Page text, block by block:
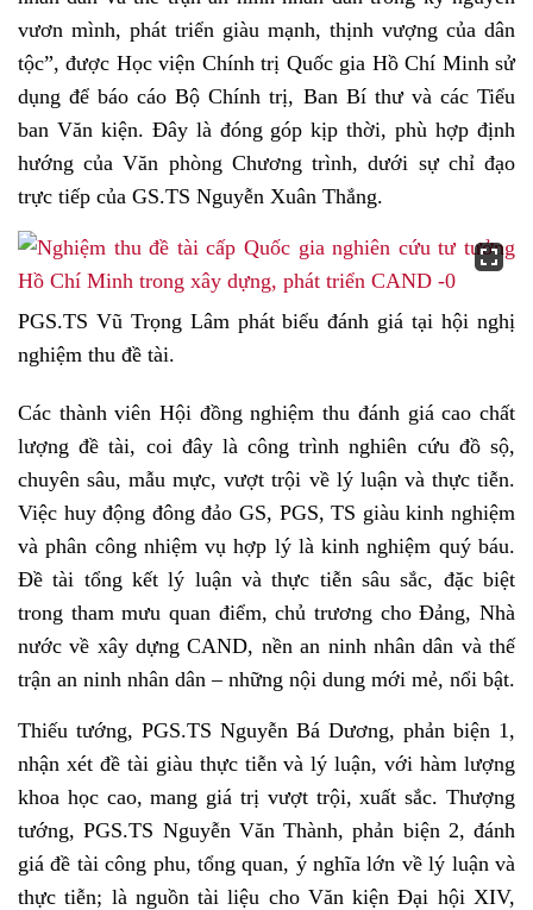
vươn mình, phát triển giàu mạnh, thịnh vượng của dân
tộc”, được Học viện Chính trị Quốc gia Hồ Chí Minh sử
dụng để báo cáo Bộ Chính trị, Ban Bí thư và các Tiểu
ban Văn kiện. Đây là đóng góp kịp thời, phù hợp định
hướng của Văn phòng Chương trình, dưới sự chỉ đạo
trực tiếp của GS.TS Nguyễn Xuân Thắng.
PGS.TS Vũ Trọng Lâm phát biểu đánh giá tại hội nghị
nghiệm thu đề tài.
Các thành viên Hội đồng nghiệm thu đánh giá cao chất
lượng đề tài, coi đây là công trình nghiên cứu đồ sộ,
chuyên sâu, mẫu mực, vượt trội về lý luận và thực tiễn.
Việc huy động đông đảo GS, PGS, TS giàu kinh nghiệm
và phân công nhiệm vụ hợp lý là kinh nghiệm quý báu.
Đề tài tổng kết lý luận và thực tiễn sâu sắc, đặc biệt
trong tham mưu quan điểm, chủ trương cho Đảng, Nhà
nước về xây dựng CAND, nền an ninh nhân dân và thế
trận an ninh nhân dân – những nội dung mới mẻ, nổi bật.
Thiếu tướng, PGS.TS Nguyễn Bá Dương, phản biện 1,
nhận xét đề tài giàu thực tiễn và lý luận, với hàm lượng
khoa học cao, mang giá trị vượt trội, xuất sắc. Thượng
tướng, PGS.TS Nguyễn Văn Thành, phản biện 2, đánh
giá đề tài công phu, tổng quan, ý nghĩa lớn về lý luận và
thực tiễn; là nguồn tài liệu cho Văn kiện Đại hội XIV,